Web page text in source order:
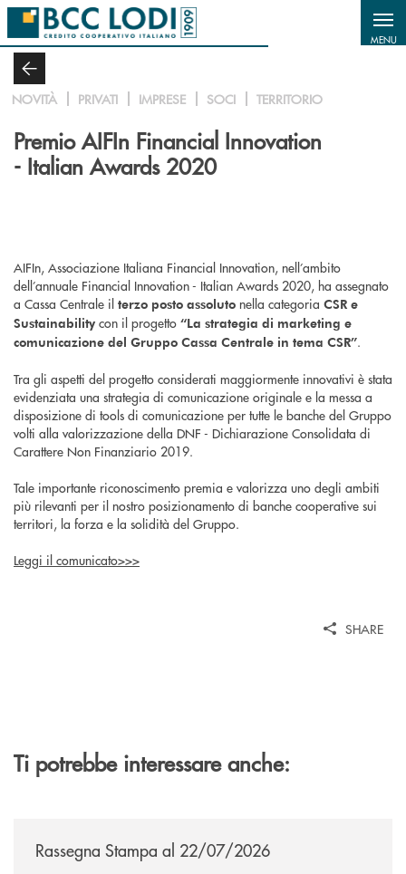
Salta al contenuto principale
MENU
NOVITÀ PRIVATI IMPRESE SOCI TERRITORIO
Premio AIFIn Financial Innovation
- Italian Awards 2020
AIFIn, Associazione Italiana Financial Innovation, nell’ambito
dell’annuale Financial Innovation - Italian Awards 2020, ha assegnato
a Cassa Centrale il terzo posto assoluto nella categoria CSR e
Sustainability con il progetto “La strategia di marketing e
comunicazione del Gruppo Cassa Centrale in tema CSR”.
Tra gli aspetti del progetto considerati maggiormente innovativi è stata
evidenziata una strategia di comunicazione originale e la messa a
disposizione di tools di comunicazione per tutte le banche del Gruppo
volti alla valorizzazione della DNF - Dichiarazione Consolidata di
Carattere Non Finanziario 2019.
Tale importante riconoscimento premia e valorizza uno degli ambiti
più rilevanti per il nostro posizionamento di banche cooperative sui
territori, la forza e la solidità del Gruppo.
Leggi il comunicato>>>
SHARE
Ti potrebbe interessare anche:
Rassegna Stampa al 22/07/2026